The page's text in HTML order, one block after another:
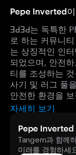
Pepe Inverted이
ƎԀƎԀ는 독특한
로 하는 커뮤니
는 상징적인 인
되었으며, 안전
티를 조성하는
사기 및 러그 풀
안전한 환경을
자세히 보기
Pepe Inverted
Tangem과 함께
미래를 경험하세